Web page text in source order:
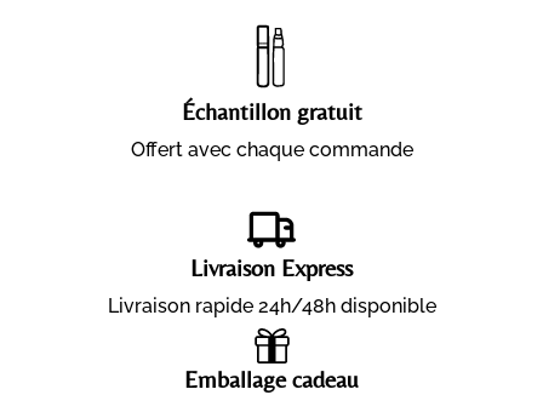
Échantillon gratuit
Offert avec chaque commande
Livraison Express
Livraison rapide 24h/48h disponible
Emballage cadeau